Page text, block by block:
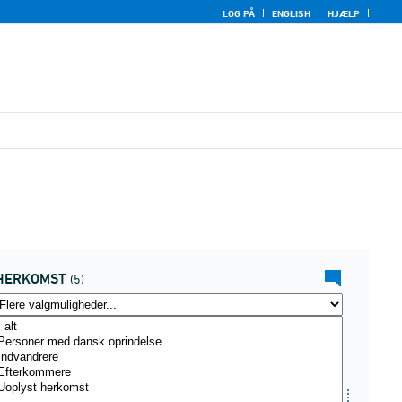
LOG PÅ ENGLISH HJÆLP
(5)